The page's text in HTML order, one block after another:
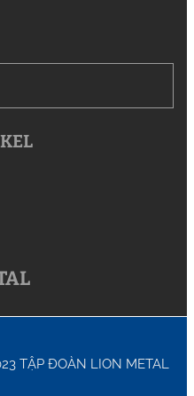
TẬP ĐOÀN LION METAL